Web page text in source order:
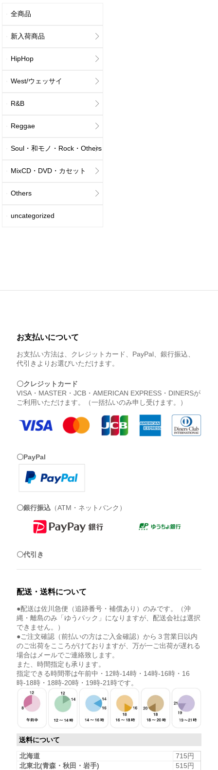
全商品
新入荷商品
HipHop
West/ウェッサイ
R&B
Reggae
Soul・和モノ・Rock・Others
MixCD・DVD・カセット
Others
uncategorized
お支払いについて
お支払い方法は、クレジットカード、PayPal、銀行振込、
代引きよりお選びいただけます。
〇クレジットカード
VISA・MASTER・JCB・AMERICAN EXPRESS・DINERSが
ご利用いただけます。（一括払いのみ申し受けます。）
〇PayPal
〇銀行振込 （ATM・ネットバンク）
〇代引き
配送・送料について
●配送は佐川急便（追跡番号・補償あり）のみです。（沖
縄・離島のみ「ゆうパック」になりますが、配送会社は選択
できません。）
●ご注文確認（前払いの方はご入金確認）から３営業日以内
のご出荷をこころがけておりますが、万が一ご出荷が遅れる
場合はメールでご連絡致します。
また、時間指定も承ります。
指定できる時間帯は午前中・12時-14時・14時-16時・16
時-18時・18時-20時・19時-21時です。
送料について
北海道
715円
北東北(青森・秋田・岩手)
515円